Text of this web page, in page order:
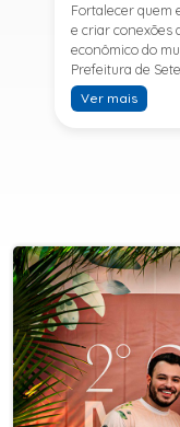
Fortalecer quem
e criar conexões
econômico do
Prefeitura de
Municipal de
promove na
Consultor, que
aumentar
comerciais e
negócios.Para a
Negócios 7B
do Prefeito Ítalo
Ver mais